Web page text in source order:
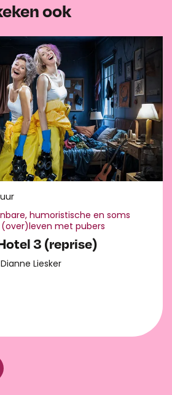
ook
3 (reprise)
Liesker
humoristische en soms
met pubers